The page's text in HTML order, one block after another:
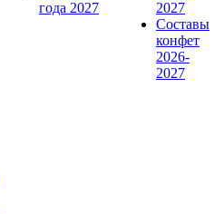
года 2027
2027
Составы
конфет
2026-
2027